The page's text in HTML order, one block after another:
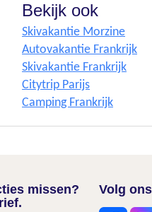
Bekijk ook
Skivakantie Morzine
Autovakantie Frankrijk
Skivakantie Frankrijk
Citytrip Parijs
Camping Frankrijk
missen?
Volg